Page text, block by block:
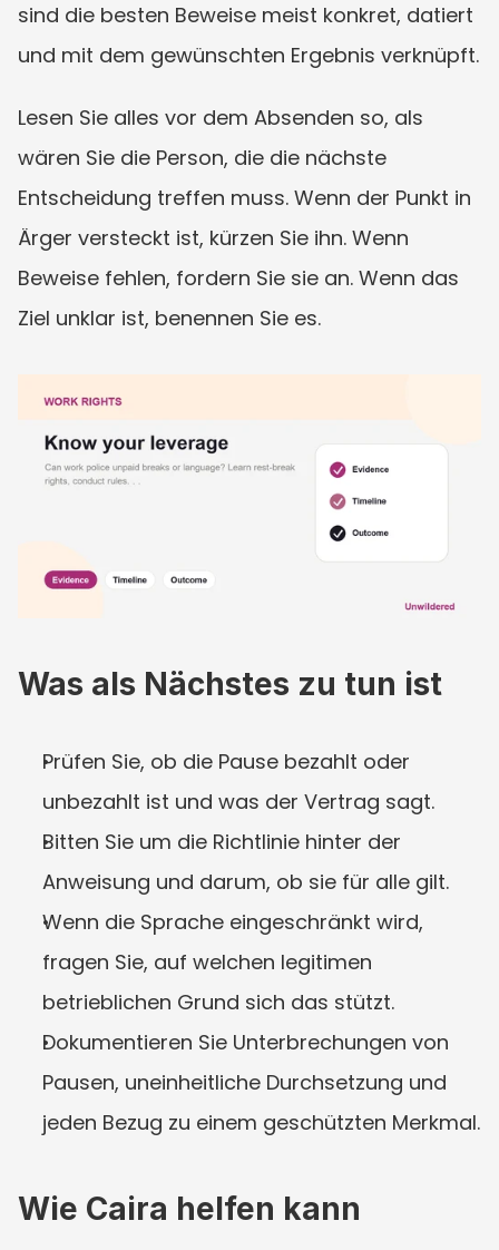
sind die besten Beweise meist konkret, datiert
und mit dem gewünschten Ergebnis verknüpft.
Lesen Sie alles vor dem Absenden so, als
wären Sie die Person, die die nächste
Entscheidung treffen muss. Wenn der Punkt in
Ärger versteckt ist, kürzen Sie ihn. Wenn
Beweise fehlen, fordern Sie sie an. Wenn das
Ziel unklar ist, benennen Sie es.
Was als Nächstes zu tun ist
Prüfen Sie, ob die Pause bezahlt oder
unbezahlt ist und was der Vertrag sagt.
Bitten Sie um die Richtlinie hinter der
Anweisung und darum, ob sie für alle gilt.
Wenn die Sprache eingeschränkt wird,
fragen Sie, auf welchen legitimen
betrieblichen Grund sich das stützt.
Dokumentieren Sie Unterbrechungen von
Pausen, uneinheitliche Durchsetzung und
jeden Bezug zu einem geschützten Merkmal.
Wie Caira helfen kann